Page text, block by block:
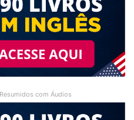
com Áudios